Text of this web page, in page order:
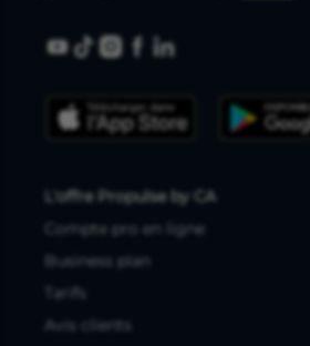
L'offre Propulse by CA
Compte pro en ligne
Business plan
Tarifs
Avis clients